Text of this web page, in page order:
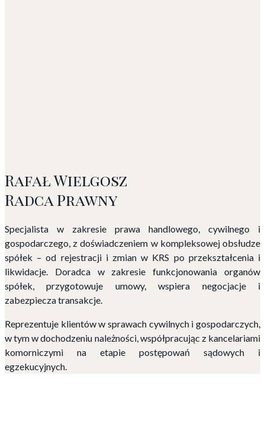
Rafał Wielgosz
Radca Prawny
Specjalista w zakresie prawa handlowego, cywilnego i
gospodarczego, z doświadczeniem w kompleksowej obsłudze
spółek – od rejestracji i zmian w KRS po przekształcenia i
likwidacje. Doradca w zakresie funkcjonowania organów
spółek, przygotowuje umowy, wspiera negocjacje i
zabezpiecza transakcje.
Reprezentuje klientów w sprawach cywilnych i gospodarczych,
w tym w dochodzeniu należności, współpracując z kancelariami
komorniczymi na etapie postępowań sądowych i
egzekucyjnych.